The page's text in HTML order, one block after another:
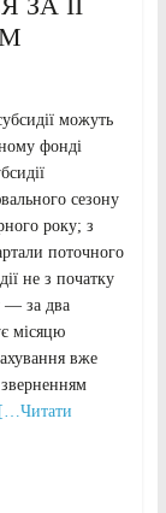
можуть
фонді
сезону
року; з
поточного
не з початку
— за два
місяцю
вже
[…Читати